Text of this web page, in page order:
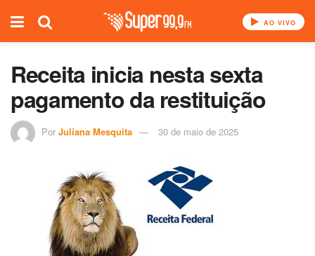
AO VIVO
Receita inicia nesta sexta
pagamento da restituição
Por Juliana Mesquita 30 de maio de 2025